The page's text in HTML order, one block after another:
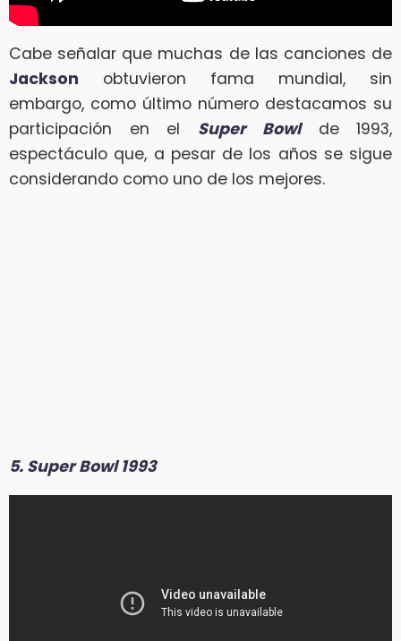
Cabe señalar que muchas de las canciones de
Jackson obtuvieron fama mundial, sin
embargo, como último número destacamos su
participación en el Super Bowlde 1993,
espectáculo que, a pesar de los años se sigue
considerando como uno de los mejores.
5. Super Bowl 1993